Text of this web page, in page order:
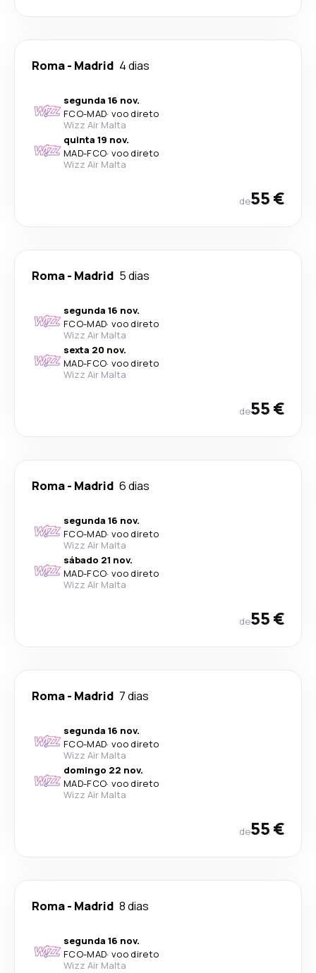
Roma- Madrid 4 dias
segunda 16 nov.
FCO-MAD· voo direto
Wizz Air Malta
quinta 19 nov.
MAD-FCO· voo direto
Wizz Air Malta
de55 €
Roma- Madrid 5 dias
segunda 16 nov.
FCO-MAD· voo direto
Wizz Air Malta
sexta 20 nov.
MAD-FCO· voo direto
Wizz Air Malta
de55 €
Roma- Madrid 6 dias
segunda 16 nov.
FCO-MAD· voo direto
Wizz Air Malta
sábado 21 nov.
MAD-FCO· voo direto
Wizz Air Malta
de55 €
Roma- Madrid 7 dias
segunda 16 nov.
FCO-MAD· voo direto
Wizz Air Malta
domingo 22 nov.
MAD-FCO· voo direto
Wizz Air Malta
de55 €
Roma- Madrid 8 dias
segunda 16 nov.
FCO-MAD· voo direto
Wizz Air Malta